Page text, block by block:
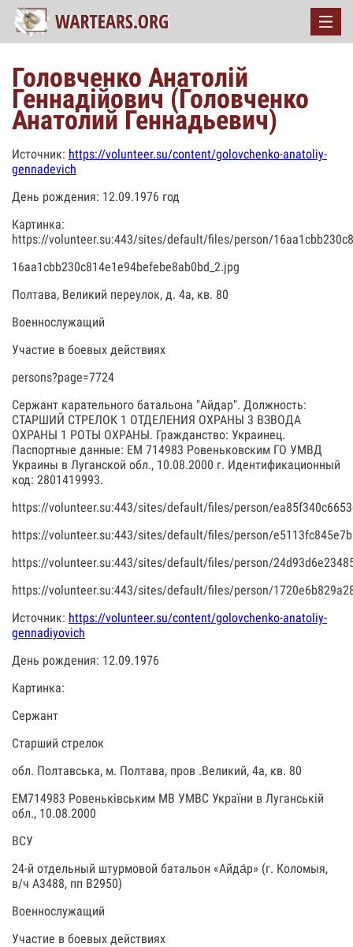
Головченко Анатолій
Геннадійович (Головченко
Анатолий Геннадьевич)
Источник: https://volunteer.su/content/golovchenko-anatoliy-
gennadevich
День рождения: 12.09.1976 год
Картинка:
https://volunteer.su:443/sites/default/files/person/
16aa1cbb230c814e1e94befebe8ab0bd_2.jpg
Полтава, Великий переулок, д. 4а, кв. 80
Военнослужащий
Участие в боевых действиях
persons?page=7724
Сержант карательного батальона "Айдар". Должность:
СТАРШИЙ СТРЕЛОК 1 ОТДЕЛЕНИЯ ОХРАНЫ 3 ВЗВОДА
ОХРАНЫ 1 РОТЫ ОХРАНЫ. Гражданство: Украинец.
Паспортные данные: ЕМ 714983 Ровеньковским ГО УМВД
Украины в Луганской обл., 10.08.2000 г. Идентификационный
код: 2801419993.
https://volunteer.su:443/sites/default/files/person/
https://volunteer.su:443/sites/default/files/person/
https://volunteer.su:443/sites/default/files/person/
https://volunteer.su:443/sites/default/files/person/
Источник: https://volunteer.su/content/golovchenko-anatoliy-
gennadiyovich
День рождения: 12.09.1976
Картинка:
Сержант
Старший стрелок
обл. Полтавська, м. Полтава, пров .Великий, 4а, кв. 80
ЕМ714983 Ровеньківським МВ УМВС України в Луганській
обл., 10.08.2000
ВСУ
24-й отдельный штурмовой батальон «Айда́р» (г. Коломыя,
в/ч А3488, пп В2950)
Военнослужащий
Участие в боевых действиях